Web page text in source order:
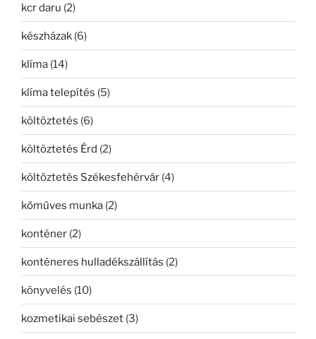
kcr daru (2)
készházak (6)
klíma (14)
klíma telepítés (5)
költöztetés (6)
költöztetés Érd (2)
költöztetés Székesfehérvár (4)
kőműves munka (2)
konténer (2)
konténeres hulladékszállítás (2)
könyvelés (10)
kozmetikai sebészet (3)